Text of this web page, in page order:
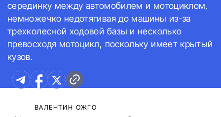
серединку между автомобилем и мотоциклом,
немножечко недотягивая до машины из-за
трехколесной ходовой базы и несколько
превосходя мотоцикл, поскольку имеет крытый
кузов.
ВАЛЕНТИН ОЖГО